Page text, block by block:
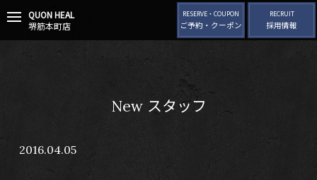
QUON HEAL
堺筋本町店
RESERVE・COUPON
ご予約・クーポン
RECRUIT
採用情報
New スタッフ
2016.04.05
t
g